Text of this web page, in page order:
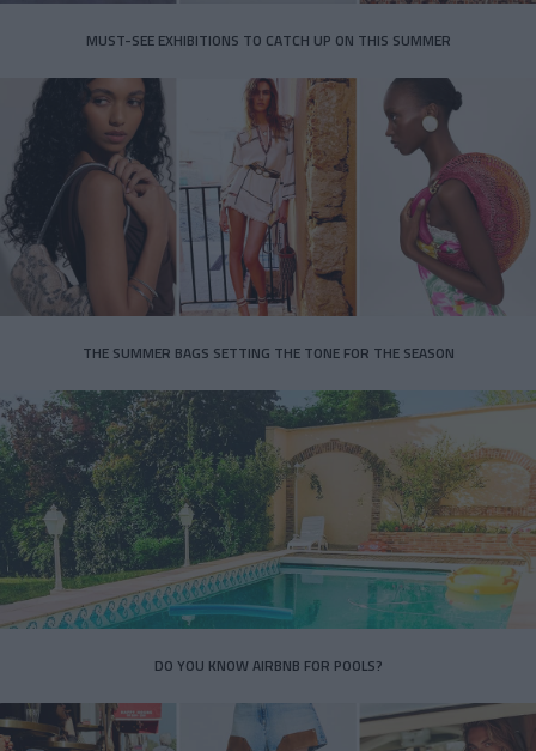
MUST-SEE EXHIBITIONS TO CATCH UP ON THIS SUMMER
THE SUMMER BAGS SETTING THE TONE FOR THE SEASON
DO YOU KNOW AIRBNB FOR POOLS?